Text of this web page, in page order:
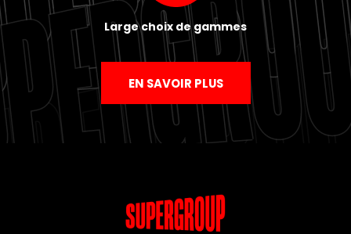
Large choix de gammes
EN SAVOIR PLUS